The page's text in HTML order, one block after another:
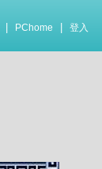
PChome 登入